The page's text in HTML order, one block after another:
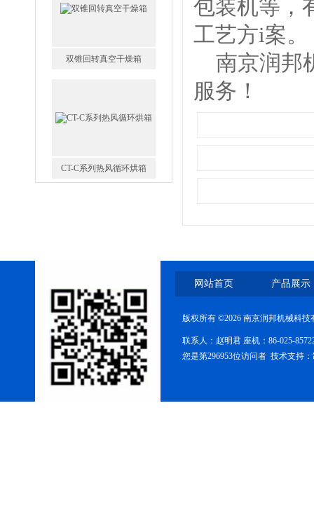
糖衣机
包装机等，
工艺方i案。
南京润邦
服务！
网站首页 产品展示
版权所有 ©2026 南京润邦机械科
联系人：赵明君 座机：86-025-
您是第296953位访问者 技术支持：